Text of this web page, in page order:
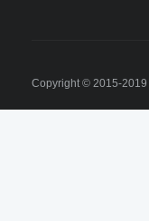
Copyright © 2015-2019